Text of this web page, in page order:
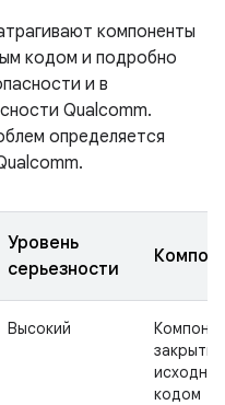
компоненты
кодом и подробно
и в
Qualcomm.
определяется
Уровень
серьезности
Высокий
закрытым
кодом